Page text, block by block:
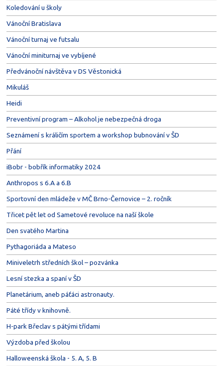
Koledování u školy
Vánoční Bratislava
Vánoční turnaj ve futsalu
Vánoční miniturnaj ve vybíjené
Předvánoční návštěva v DS Věstonická
Mikuláš
Heidi
Preventivní program – Alkohol je nebezpečná droga
Seznámení s králičím sportem a workshop bubnování v ŠD
Přání
iBobr - bobřík informatiky 2024
Anthropos s 6.A a 6.B
Sportovní den mládeže v MČ Brno-Černovice – 2. ročník
Třicet pět let od Sametové revoluce na naší škole
Den svatého Martina
Pythagoriáda a Mateso
Miniveletrh středních škol – pozvánka
Lesní stezka a spaní v ŠD
Planetárium, aneb páťáci astronauty.
Páté třídy v knihovně.
H-park Břeclav s pátými třídami
Výzdoba před školou
Halloweenská škola - 5. A, 5. B